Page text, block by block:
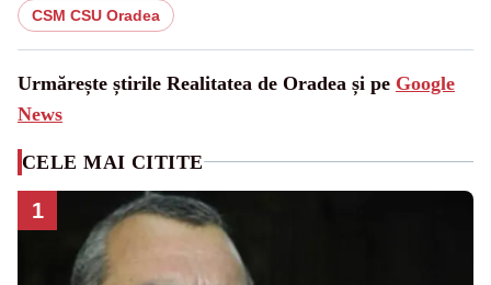
CSM CSU Oradea
Urmărește știrile Realitatea de Oradea și pe Google
News
CELE MAI CITITE
1